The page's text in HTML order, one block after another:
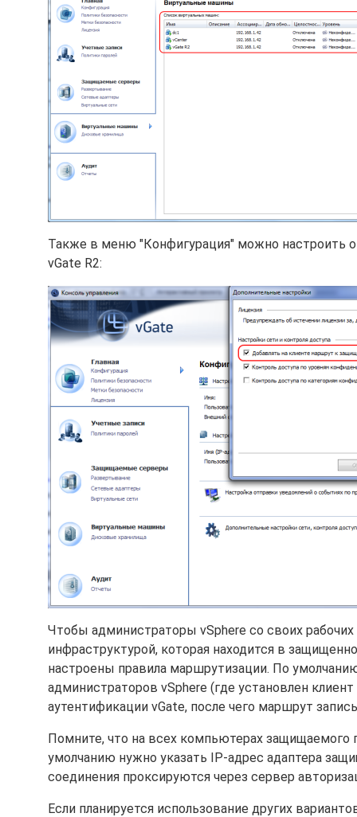
Также в меню "Конфигурация" можно настроить
vGate R2:
Чтобы администраторы vSphere со своих
инфраструктурой, которая находится в
настроены правила маршрутизации. По
администраторов vSphere (где установлен
аутентификации vGate, после чего маршрут
Помните, что на всех компьютерах
умолчанию нужно указать IP-адрес адаптера
соединения проксируются через сервер
Если планируется использование других